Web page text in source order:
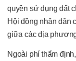
quyền sử dụng đất
Hội đồng nhân dân
giữa các địa
Ngoài phí thẩm